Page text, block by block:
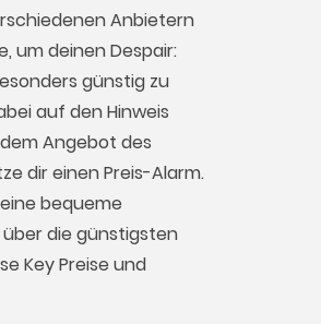
Anbietern
um deinen Despair:
günstig zu
auf den Hinweis
Angebot des
dir einen Preis-Alarm.
bequeme
die günstigsten
Key Preise und